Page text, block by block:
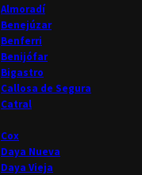
Almoradí
Benejúzar
Benferri
Benijófar
Bigastro
Callosa de Segura
Catral
Cox
Daya Nueva
Daya Vieja